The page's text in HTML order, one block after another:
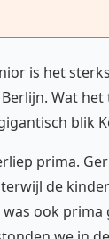
is het
Wat
blik
prima.
de
ook prima